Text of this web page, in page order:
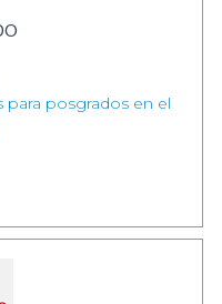
para posgrados en el